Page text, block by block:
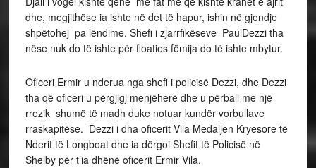
dhe, megjithëse ia ishte në det të hapur, ishin në gjendje
shpëtohej pa lëndime. Shefi i zjarrfikëseve PaulDezzi tha
nëse nuk do të ishte për floaties fëmija do të ishte mbytur.
Oficeri Ermir u nderua nga shefi i policisë Dezzi, dhe Dezzi
tha që oficeri u përgjigj menjëherë dhe u përball me një
rrezik shumë të madh duke notuar kundër vorbullave
rraskapitëse. Dezzi i dha oficerit Vila Medaljen Kryesore të
Nderit të Longboat dhe ia dërgoi Shefit të Policisë në
Shelby për t’ia dhënë oficerit Ermir Vila.